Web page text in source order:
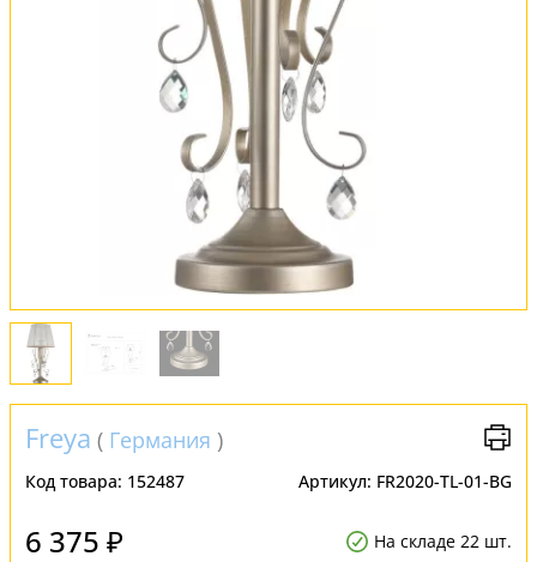
Freya ( Германия )
Код товара: 152487 Артикул: FR2020-TL-01-BG
6 375 ₽ На складе 22 шт.